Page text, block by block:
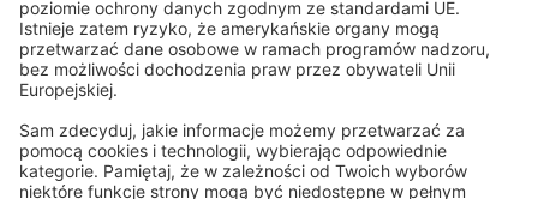
Rejestry / zapisy
Obowiązkowe informacje dla konsumentów
Partnerzy logistyczni